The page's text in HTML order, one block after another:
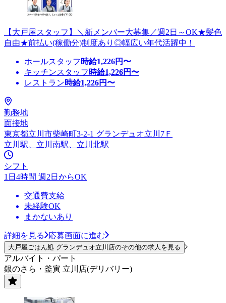
【大戸屋スタッフ】＼新メンバー大募集／週2日～OK★髪色
自由★前払い(稼働分)制度あり◎幅広い年代活躍中！
ホールスタッフ 時給1,226円〜
キッチンスタッフ 時給1,226円〜
レストラン時給1,226円〜
勤務地
面接地
東京都立川市柴崎町3-2-1 グランデュオ立川7Ｆ
立川駅、立川南駅、立川北駅
シフト
1日4時間 週2日からOK
交通費支給
未経験OK
まかないあり
詳細を見る 応募画面に進む
大戸屋ごはん処 グランデュオ立川店のその他の求人を見る
アルバイト・パート
銀のさら・釜寅 立川店(デリバリー)